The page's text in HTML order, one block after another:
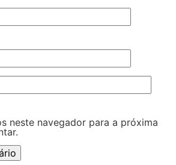
neste navegador para a próxima